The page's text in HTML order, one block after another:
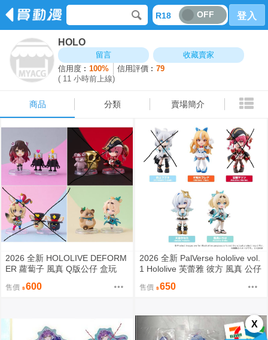
R18 OFF 登入
HOLO
留言
收藏賣家
信用度︰100% 信用評價︰79
( 11 小時前上線)
商品 分類 賣場簡介
X
2026 全新 HOLOLIVE DEFORM
ER 蘿蔔子 風真 Q版公仔 盒玩
售價 600
2026 全新 PalVerse hololive vol.
1 Hololive 芙蕾雅 彼方 風真 公仔
售價 650
商品